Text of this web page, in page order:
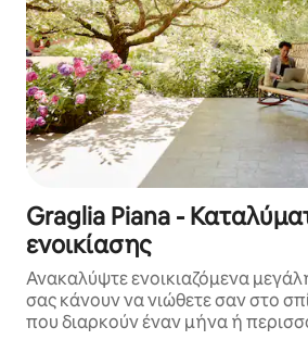
Graglia Piana -
ενοικίασης
Ανακαλύψτε ενοικιαζόμενα
σας κάνουν να νιώθετε σαν στο
που διαρκούν έναν μήνα ή